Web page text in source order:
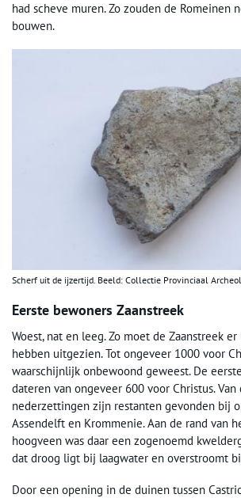
had scheve muren. Zo zouden de Romeinen
bouwen.
Scherf uit de ijzertijd. Beeld: Collectie Provinciaal
Eerste bewoners Zaanstreek
Woest, nat en leeg. Zo moet de Zaanstreek
hebben uitgezien. Tot ongeveer 1000 voor
waarschijnlijk onbewoond geweest. De
dateren van ongeveer 600 voor Christus. Van
nederzettingen zijn restanten gevonden bij
Assendelft en Krommenie. Aan de rand van
hoogveen was daar een zogenoemd
dat droog ligt bij laagwater en overstroomt
Door een opening in de duinen tussen